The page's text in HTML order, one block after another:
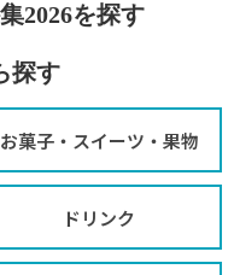
2026を探す
探す
お菓子・スイーツ・果物
ドリンク